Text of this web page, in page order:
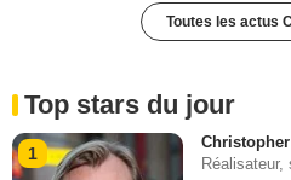
Toutes les actus
Top stars du jour
1